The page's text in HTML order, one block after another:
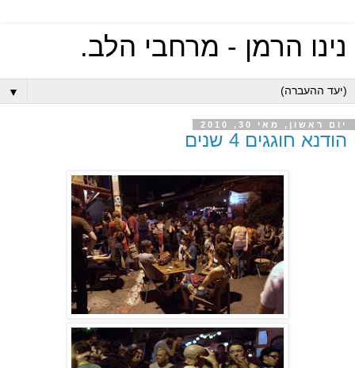
נינו הרמן - מרחבי הלב.
▼
יום ראשון, מאי 30, 2010
הודנא חוגגים 4 שנים